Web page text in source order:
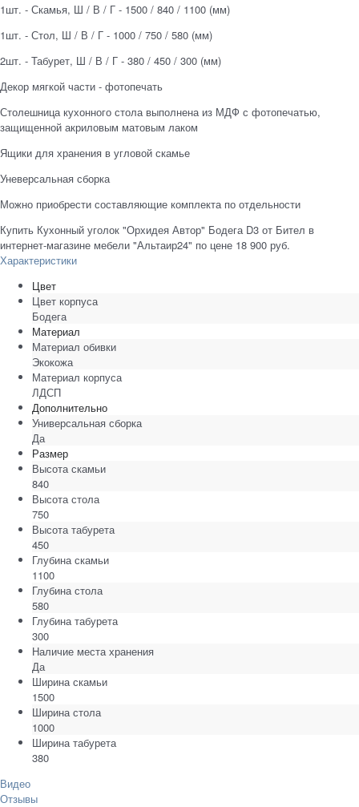
1шт. - Скамья, Ш / В / Г - 1500 / 840 / 1100 (мм)
1шт. - Стол, Ш / В / Г - 1000 / 750 / 580 (мм)
2шт. - Табурет, Ш / В / Г - 380 / 450 / 300 (мм)
Декор мягкой части - фотопечать
Столешница кухонного стола выполнена из МДФ с фотопечатью,
защищенной акриловым матовым лаком
Ящики для хранения в угловой скамье
Уневерсальная сборка
Можно приобрести составляющие комплекта по отдельности
Купить Кухонный уголок "Орхидея Автор" Бодега D3 от Бител в
интернет-магазине мебели "Альтаир24" по цене 18 900 руб.
Характеристики
Цвет
Цвет корпуса
Бодега
Материал
Материал обивки
Экокожа
Материал корпуса
ЛДСП
Дополнительно
Универсальная сборка
Да
Размер
Высота скамьи
840
Высота стола
750
Высота табурета
450
Глубина скамьи
1100
Глубина стола
580
Глубина табурета
300
Наличие места хранения
Да
Ширина скамьи
1500
Ширина стола
1000
Ширина табурета
380
Видео
Отзывы